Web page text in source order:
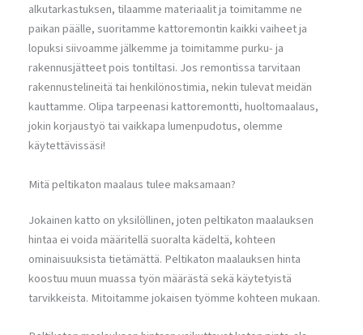
alkutarkastuksen, tilaamme materiaalit ja toimitamme ne
paikan päälle, suoritamme kattoremontin kaikki vaiheet ja
lopuksi siivoamme jälkemme ja toimitamme purku- ja
rakennusjätteet pois tontiltasi. Jos remontissa tarvitaan
rakennustelineitä tai henkilönostimia, nekin tulevat meidän
kauttamme. Olipa tarpeenasi kattoremontti, huoltomaalaus,
jokin korjaustyö tai vaikkapa lumenpudotus, olemme
käytettävissäsi!
Mitä peltikaton maalaus tulee maksamaan?
Jokainen katto on yksilöllinen, joten peltikaton maalauksen
hintaa ei voida määritellä suoralta kädeltä, kohteen
ominaisuuksista tietämättä. Peltikaton maalauksen hinta
koostuu muun muassa työn määrästä sekä käytetyistä
tarvikkeista. Mitoitamme jokaisen työmme kohteen mukaan.